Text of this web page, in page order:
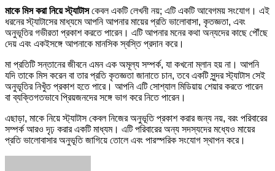
মাকে মিস করা নিয়ে স্ট্যাটাসকেবল একটি লেখনী নয়; এটি একটি আবেগময় সংযোগ। এই
ধরনের স্ট্যাটাসের মাধ্যমে আপনি আপনার মায়ের প্রতি ভালোবাসা, কৃতজ্ঞতা, এবং
অনুভূতির গভীরতা প্রকাশ করতে পারেন। এটি আপনার মনের কথা অন্যদের কাছে পৌঁছে
দেয় এবং একইসঙ্গে আপনাকে মানসিক স্বস্তি প্রদান করে।
মা প্রতিটি সন্তানের জীবনে এমন এক অমূল্য সম্পর্ক, যা কখনো ম্লান হয় না। আপনি
যদি তাকে মিস করেন বা তার প্রতি কৃতজ্ঞতা জানাতে চান, তবে একটি সুন্দর স্ট্যাটাস সেই
অনুভূতির নিখুঁত প্রকাশ হতে পারে। আপনি এটি সোশ্যাল মিডিয়ায় শেয়ার করতে পারেন
বা ব্যক্তিগতভাবে প্রিয়জনদের সঙ্গে ভাগ করে নিতে পারেন।
এছাড়া, মাকে নিয়ে স্ট্যাটাস কেবল নিজের অনুভূতি প্রকাশ করার জন্য নয়, বরং পরিবারের
সম্পর্ক আরও দৃঢ় করার একটি মাধ্যম। এটি পরিবারের অন্য সদস্যদের মধ্যেও মায়ের
প্রতি ভালোবাসার অনুভূতি জাগিয়ে তোলে এবং পারস্পরিক সংযোগ স্থাপন করে।